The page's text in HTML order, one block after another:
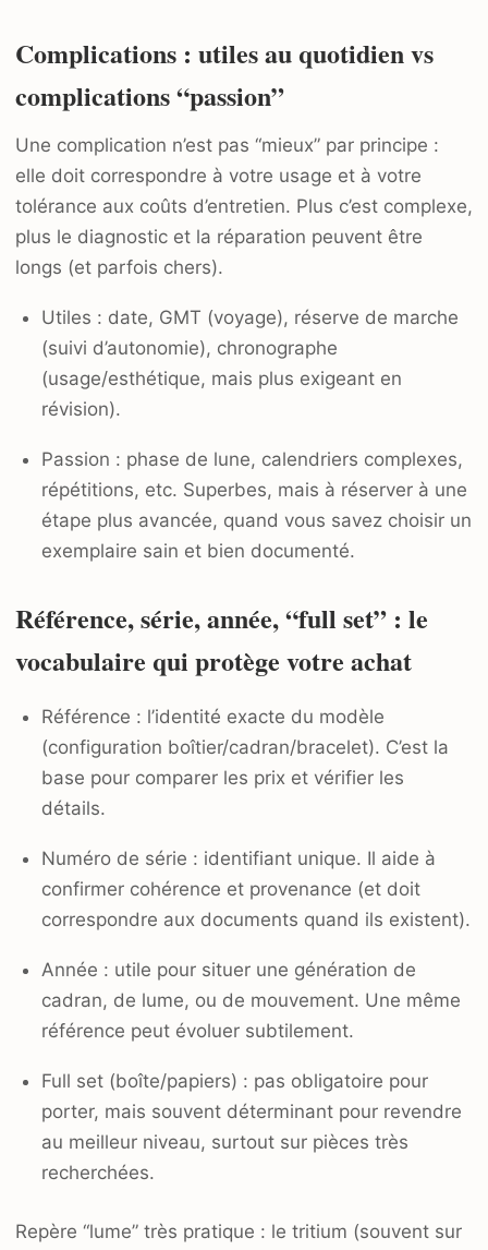
Complications : utiles au quotidien vs
complications “passion”
Une complication n’est pas “mieux” par principe :
elle doit correspondre à votre usage et à votre
tolérance aux coûts d’entretien. Plus c’est complexe,
plus le diagnostic et la réparation peuvent être
longs (et parfois chers).
Utiles : date, GMT (voyage), réserve de marche
(suivi d’autonomie), chronographe
(usage/esthétique, mais plus exigeant en
révision).
Passion : phase de lune, calendriers complexes,
répétitions, etc. Superbes, mais à réserver à une
étape plus avancée, quand vous savez choisir un
exemplaire sain et bien documenté.
Référence, série, année, “full set” : le
vocabulaire qui protège votre achat
Référence : l’identité exacte du modèle
(configuration boîtier/cadran/bracelet). C’est la
base pour comparer les prix et vérifier les
détails.
Numéro de série : identifiant unique. Il aide à
confirmer cohérence et provenance (et doit
correspondre aux documents quand ils existent).
Année : utile pour situer une génération de
cadran, de lume, ou de mouvement. Une même
référence peut évoluer subtilement.
Full set (boîte/papiers) : pas obligatoire pour
porter, mais souvent déterminant pour revendre
au meilleur niveau, surtout sur pièces très
recherchées.
Repère “lume” très pratique : le tritium (souvent sur